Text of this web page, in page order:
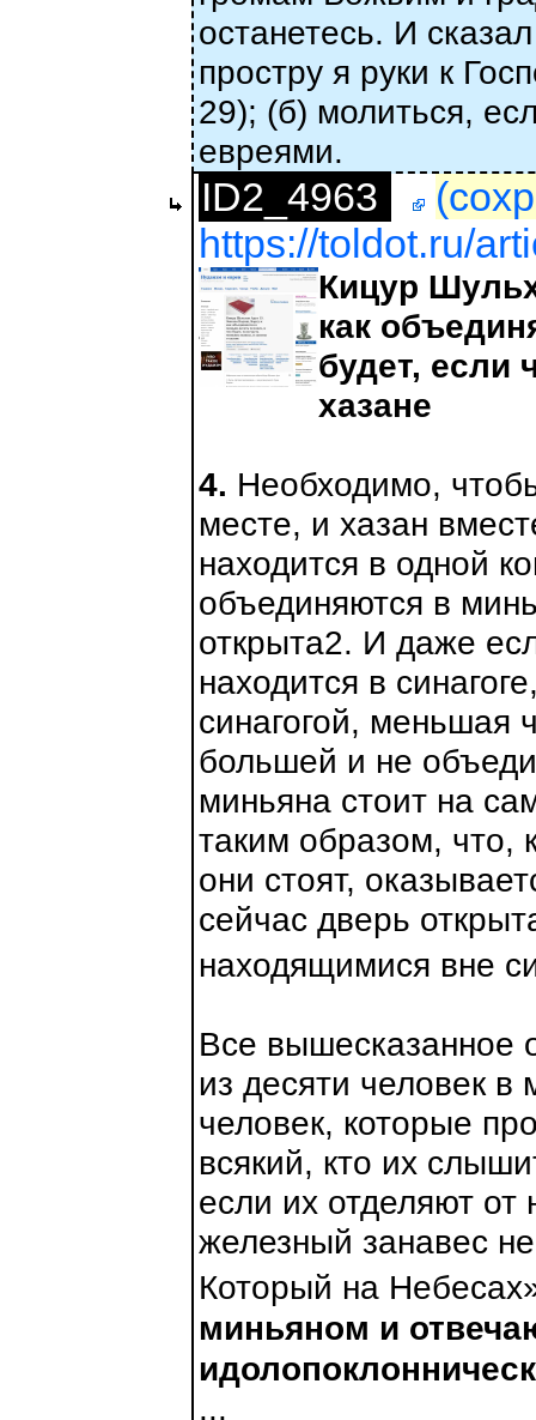
останетесь. И
простру я руки к
29); (б) молиться,
евреями.
ID2_4963
https://toldot.ru/
Кицур
как
будет, если
хазане
4. Необходимо,
месте, и хазан
находится в одной
объединяются в
открыта2. И даже
находится в
синагогой, меньшая
большей и не
миньяна стоит на
таким образом, что,
они стоят,
сейчас дверь
находящимися вне
Все вышесказанное
из десяти человек
человек, которые
всякий, кто их
если их отделяют от
железный занавес
Который на
миньяном и
...